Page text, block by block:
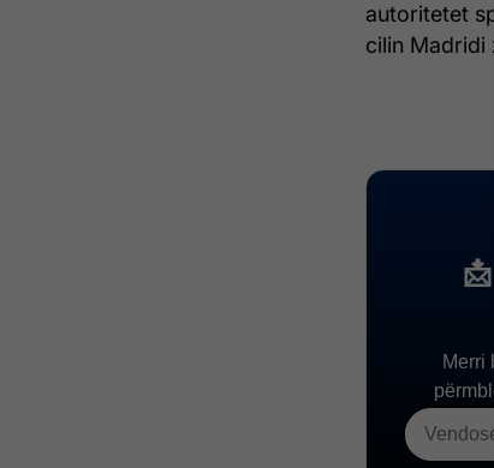
autoritetet
cilin Madridi